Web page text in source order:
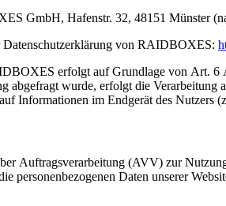
GmbH, Hafenstr. 32, 48151 Münster
Datenschutzerklärung von RAIDBOXES:
erfolgt auf Grundlage von Art. 6
abgefragt wurde, erfolgt die
Informationen im Endgerät des
Auftragsverarbeitung (AVV) zur
personenbezogenen Daten unserer